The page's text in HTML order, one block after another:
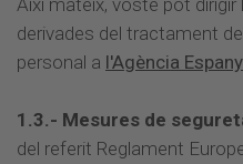
derivades del tractament
personal a l'Agència
1.3.- Mesures de
del referit Reglament